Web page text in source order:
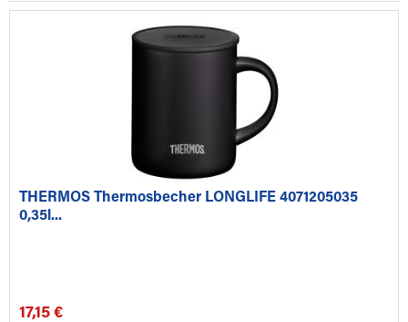
THERMOS Thermosbecher LONGLIFE 4071205035
0,35l...
17,15 €